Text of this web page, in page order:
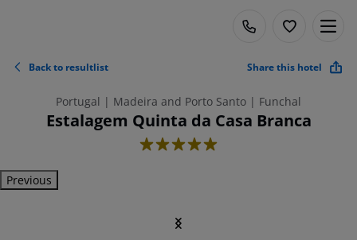
Back to resultlist Share this hotel
Portugal | Madeira and Porto Santo | Funchal
Estalagem Quinta da Casa Branca
5
Previous